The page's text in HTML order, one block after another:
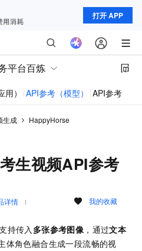
打开 APP
平台百炼
） API参考（模型） API参考（应
生成
HappyHorse
生视频API参考
详情 我的收藏
持传入 多张参考图像 ，通过文本
体角色融合生成一段流畅的视